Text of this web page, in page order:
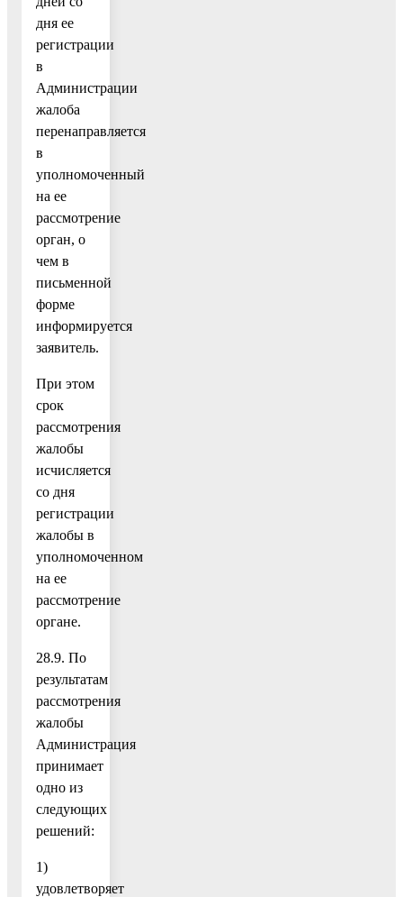
дня ее
регистрации
в
Администрации
жалоба
перенаправляется
в
уполномоченный
на ее
рассмотрение
орган, о
чем в
письменной
форме
информируется
заявитель.
При этом
срок
рассмотрения
жалобы
исчисляется
со дня
регистрации
жалобы в
уполномоченном
на ее
рассмотрение
органе.
28.9. По
результатам
рассмотрения
жалобы
Администрация
принимает
одно из
следующих
решений:
1)
удовлетворяет